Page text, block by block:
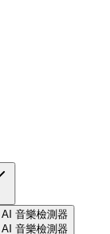
AI 音樂檢測器
AI 音樂檢測器